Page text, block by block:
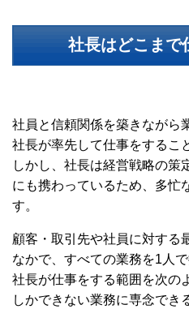
社長はどこまで
社員と信頼関係を築きながら
社長が率先して仕事をするこ
しかし、社長は経営戦略の策
にも携わっているため、多忙
す。
顧客・取引先や社員に対する
なかで、すべての業務を1 人
社長が仕事をする範囲を次の
しかできない業務に専念でき